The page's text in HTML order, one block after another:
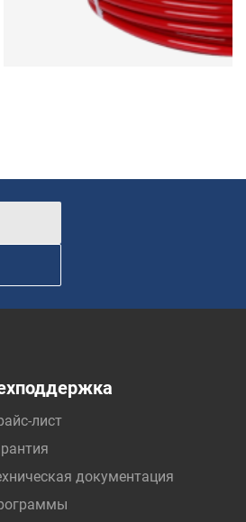
лист
документация